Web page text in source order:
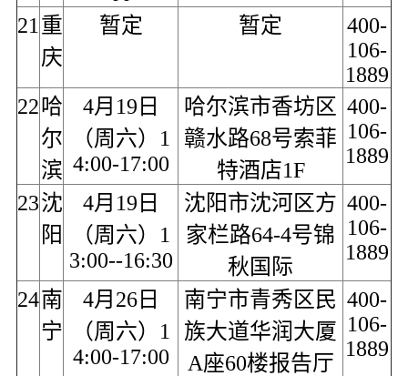
21 重
庆
暂定 暂定
400-
106-
1889
22哈
尔
滨
4月19日
（周六）1
4:00-17:00
哈尔滨市香坊区
赣水路68号索菲
特酒店1F
400-
106-
1889
23沈
阳
4月19日
（周六）1
3:00--16:30
沈阳市沈河区方
家栏路64-4号锦
秋国际
400-
106-
1889
24南
宁
4月26日
（周六）1
4:00-17:00
南宁市青秀区民
族大道华润大厦
A座60楼报告厅
400-
106-
1889